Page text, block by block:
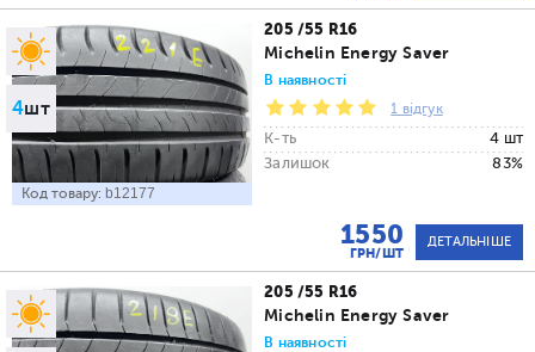
4шт
Код товару: b12177
205 /55 R16
Michelin Energy Saver
В наявності
1 відгук
К-ть
4 шт
Залишок
83%
1550
ГРН/ШТ
ДЕТАЛЬНІШЕ
205 /55 R16
Michelin Energy Saver
В наявності